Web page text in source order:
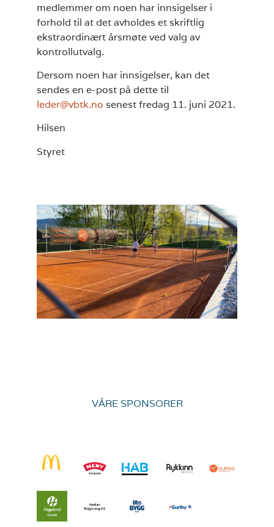
medlemmer om noen har innsigelser i
forhold til at det avholdes et skriftlig
ekstraordinært årsmøte ved valg av
kontrollutvalg.
Dersom noen har innsigelser, kan det
sendes en e-post på dette til
leder@vbtk.no senest fredag 11. juni 2021.
Hilsen
Styret
VÅRE SPONSORER